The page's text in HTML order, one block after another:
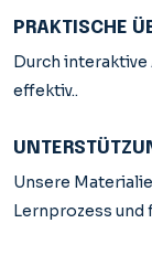
PRAKTISCHE
Durch interaktive
effektiv..
Unsere
Lernprozess